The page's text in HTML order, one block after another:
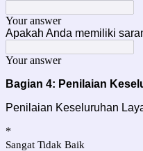
Your answer
Apakah Anda memiliki
Your answer
Bagian 4: Penilaian
Penilaian Keseluruhan
*
Sangat Tidak Baik